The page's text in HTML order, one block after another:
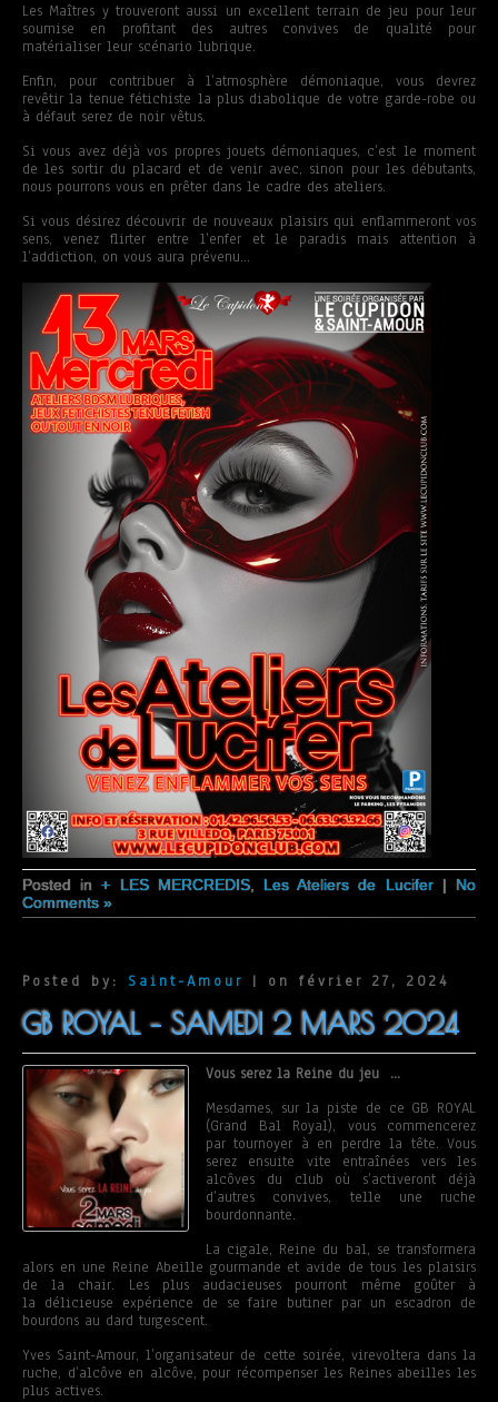
Les Maîtres y trouveront aussi un excellent terrain de jeu pour leur
soumise en profitant des autres convives de qualité pour
matérialiser leur scénario lubrique.
Enfin, pour contribuer à l’atmosphère démoniaque, vous devrez
revêtir la tenue fétichiste la plus diabolique de votre garde-robe ou
à défaut serez de noir vêtus.
Si vous avez déjà vos propres jouets démoniaques, c’est le moment
de les sortir du placard et de venir avec, sinon pour les débutants,
nous pourrons vous en prêter dans le cadre des ateliers.
Si vous désirez découvrir de nouveaux plaisirs qui enflammeront vos
sens, venez flirter entre l’enfer et le paradis mais attention à
l’addiction, on vous aura prévenu…
Posted in+ LES MERCREDIS, Les Ateliers de Lucifer| No
Comments »
Posted by: Saint-Amour | on février 27, 2024
GB ROYAL – SAMEDI 2 MARS 2024
Vous serez la Reine du jeu …
Mesdames, sur la piste de ce GB ROYAL
(Grand Bal Royal), vous commencerez
par tournoyer à en perdre la tête. Vous
serez ensuite vite entraînées vers les
alcôves du club où s’activeront déjà
d’autres convives, telle une ruche
bourdonnante.
La cigale, Reine du bal, se transformera
alors en une Reine Abeille gourmande et avide de tous les plaisirs
de la chair. Les plus audacieuses pourront même goûter à
la délicieuse expérience de se faire butiner par un escadron de
bourdons au dard turgescent.
Yves Saint-Amour, l’organisateur de cette soirée, virevoltera dans la
ruche, d’alcôve en alcôve, pour récompenser les Reines abeilles les
plus actives.